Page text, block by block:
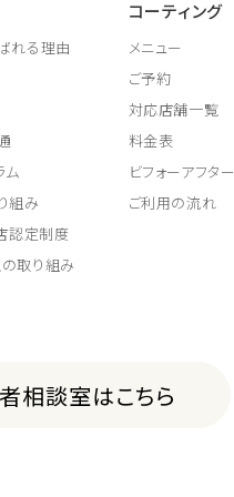
れる理由
ム
組み
認定制度
取り組み
コーティング
メニュー
ご予約
対応店舗一覧
料金表
ビフォーアフター
ご利用の流れ
相談室はこちら